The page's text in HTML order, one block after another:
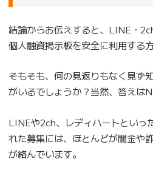
結論からお伝えすると、LINE・
個人融資掲示板を安全に利用する
そもそも、何の見返りもなく見ず
がいるでしょうか？当然、答えは
LINEや2ch、レディハートといっ
れた募集には、ほとんどが闇金や
が絡んでいます。